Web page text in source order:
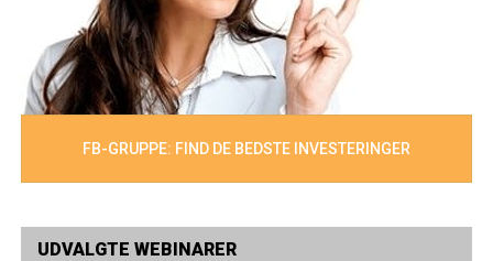
FB-GRUPPE: FIND DE BEDSTE INVESTERINGER
UDVALGTE WEBINARER